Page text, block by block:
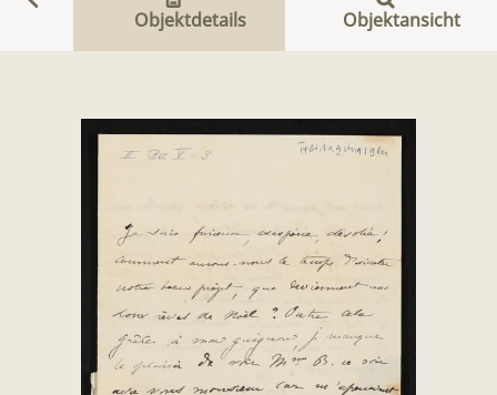
Objektdetails Objektansicht